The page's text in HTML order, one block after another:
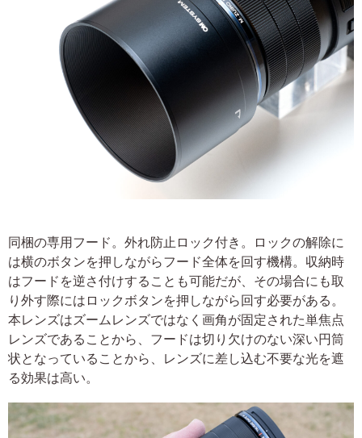
同梱の専用フード。外れ防止ロック付き。ロックの解除に
は横のボタンを押しながらフード全体を回す機構。収納時
はフードを逆さ付けすることも可能だが、その場合にも取
り外す際にはロックボタンを押しながら回す必要がある。
本レンズはズームレンズではなく画角が固定された単焦点
レンズであることから、フードは切り欠けのない深い円筒
状となっていることから、レンズに差し込む不要な光を遮
る効果は高い。